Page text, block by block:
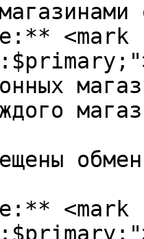
<mark
<mark